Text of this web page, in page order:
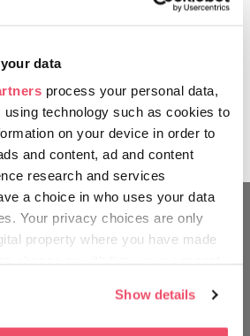
data
process your personal data,
using technology such as cookies to
on your device in order to
and content, ad and content
research and services
a choice in who uses your data
Your privacy choices are only
property where you have made
Show details
Debrecen SPA
w Hajdúszoboszló to miejsce
rodzajów leczniczego błota na
do rekreacji i dla urody, ale
w leczeniu bólów stawów,
z miednicą i bezpłodności.
TAK JAK WĘGRZY